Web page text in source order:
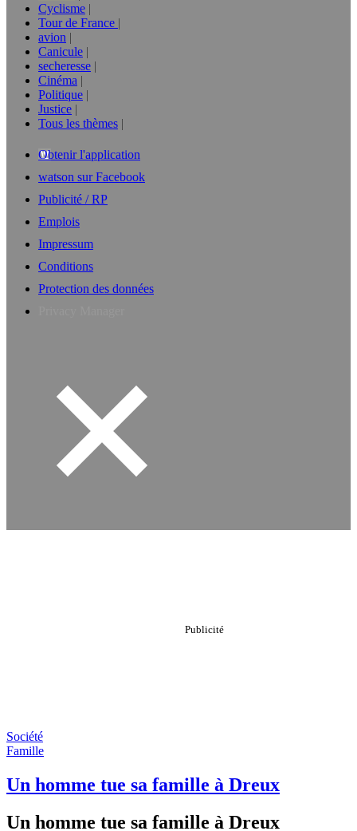
Cyclisme
Tour de France
avion
Canicule
secheresse
Cinéma
Politique
Justice
Tous les thèmes
Obtenir l'application
watson sur Facebook
Publicité / RP
Emplois
Impressum
Conditions
Protection des données
Société
Famille
Un homme tue sa famille à Dreux
Un homme tue sa famille à Dreux